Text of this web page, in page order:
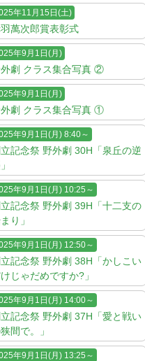
年11月15日(土)
萬次郎賞表彰式
年9月1日(月)
劇 クラス集合写真 ②
年9月1日(月)
劇 クラス集合写真 ①
年9月1日(月) 8:40～
記念祭 野外劇 30H「泉丘の逆
年9月1日(月) 10:25～
記念祭 野外劇 39H「十二支の
り」
年9月1日(月) 12:50～
記念祭 野外劇 38H「かしこい
じゃだめですか?」
年9月1日(月) 14:00～
記念祭 野外劇 37H「愛と戦い
間で。」
年9月1日(月) 13:25～